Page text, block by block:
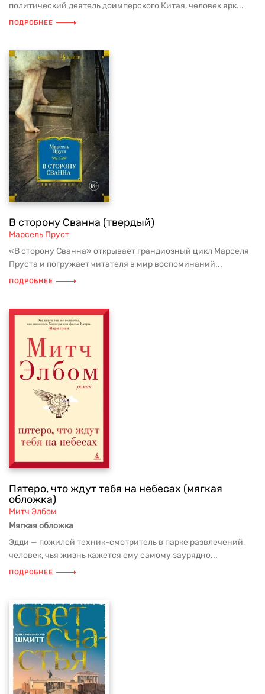
политический деятель доимперского Китая, человек ярк...
ПОДРОБНЕЕ
В сторону Сванна (твердый)
Марсель Пруст
«В сторону Сванна» открывает грандиозный цикл Марселя
Пруста и погружает читателя в мир воспоминаний...
ПОДРОБНЕЕ
Пятеро, что ждут тебя на небесах (мягкая
обложка)
Митч Элбом
Мягкая обложка
Эдди — пожилой техник-смотритель в парке развлечений,
человек, чья жизнь кажется ему самому заурядно...
ПОДРОБНЕЕ